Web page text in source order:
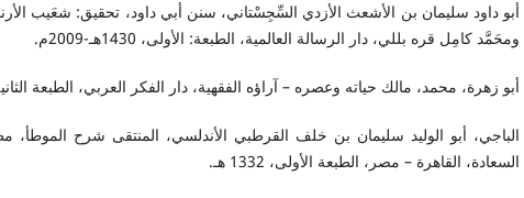
أبو داود سليمان بن الأشعث الأزدي السِّجِسْتاني، سنن أبي داود، تحقيق: شعَيب
ومحَمَّد كامِل قره بللي، دار الرسالة العالمية، الطبعة: الأولى، 1430هـ-2009م.
أبو زهرة، محمد، مالك حياته وعصره – آراؤه الفقهية، دار الفكر العربي، الطبعة
الباجي، أبو الوليد سليمان بن خلف القرطبي الأندلسي، المنتقى شرح الموطأ،
السعادة، القاهرة – مصر، الطبعة الأولى، 1332 هـ.